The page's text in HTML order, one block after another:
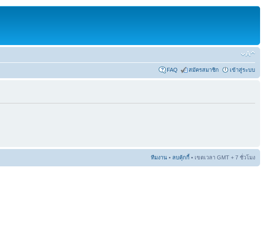
FAQ สมัครสมาชิก เข้าสู่ระบบ
ทีมงาน • ลบคุ้กกี้ • เขตเวลา GMT + 7 ชั่วโมง